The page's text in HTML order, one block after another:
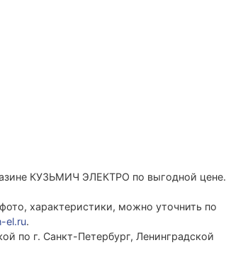
КУЗЬМИЧ ЭЛЕКТРО по выгодной цене.
характеристики, можно уточнить по
el.ru.
по г. Санкт-Петербург, Ленинградской